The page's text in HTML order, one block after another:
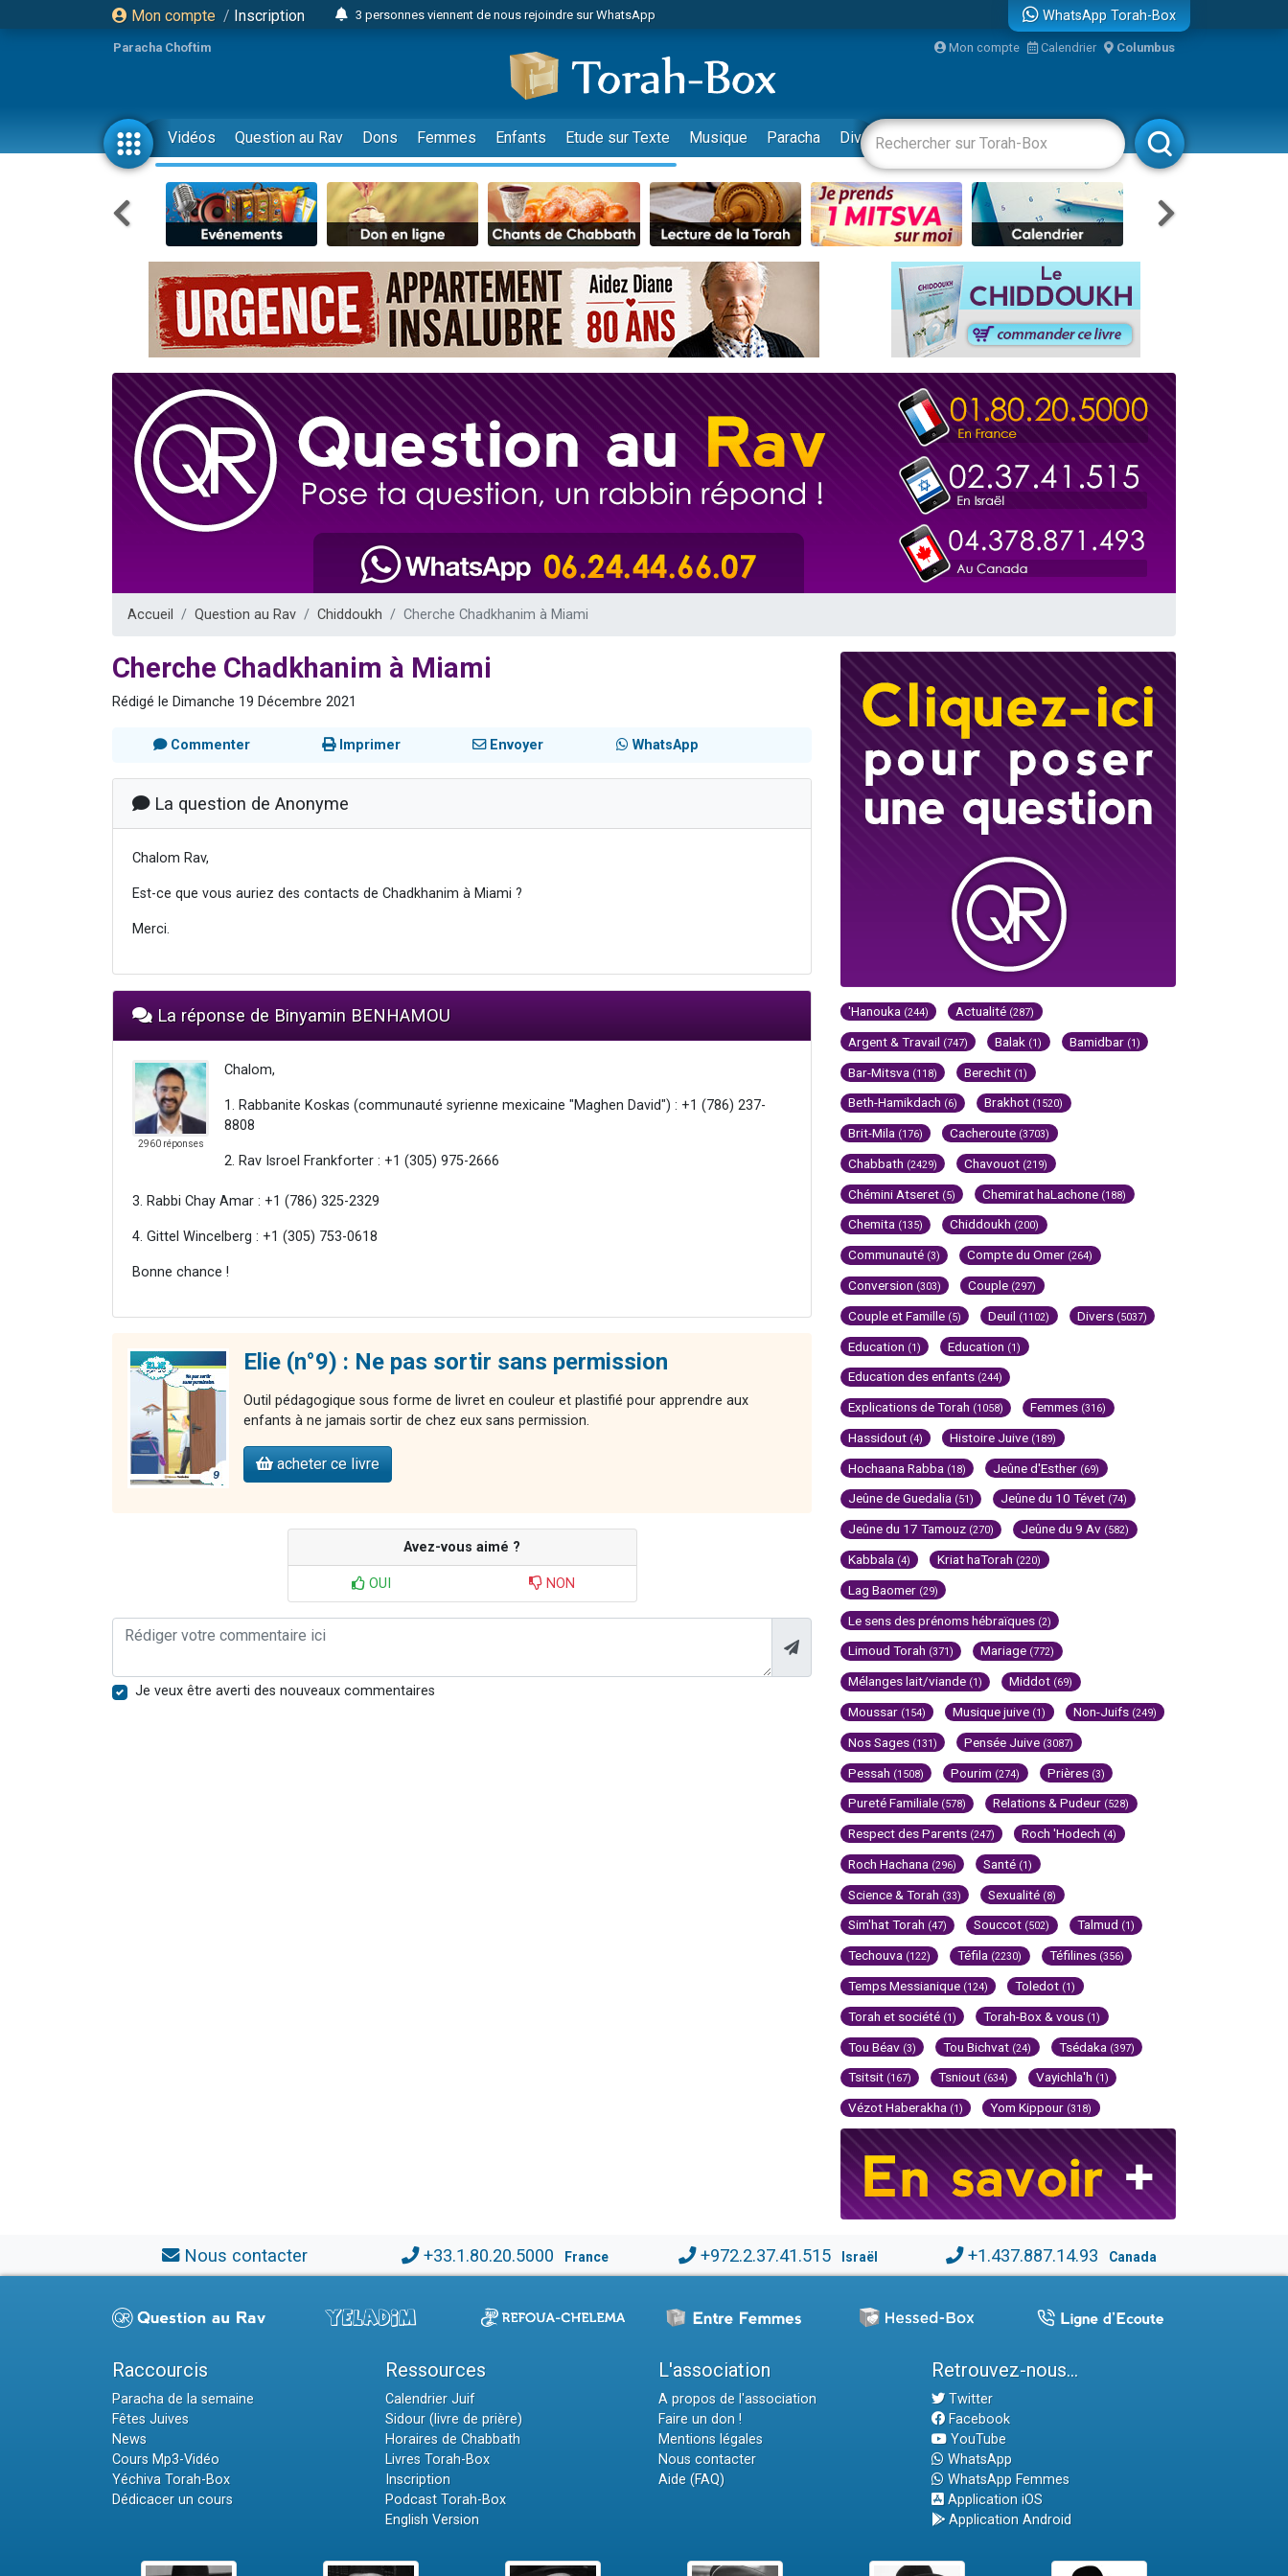
Mon compte / Inscription
3 personnes viennent de nous rejoindre sur WhatsApp
3 personnes viennent de faire un don pour Diane, 80 ans, dans un appartement insalubre
Il reste 49 places pour étudier en groupe sur Zoom
2 personnes viennent de nous rejoindre sur WhatsApp
29 personnes viennent de demander une bénédiction
Il reste 49 places pour étudier en groupe sur Zoom
2 personnes viennent de nous rejoindre sur WhatsApp
6 personnes viennent de nous rejoindre sur WhatsApp
4 personnes viennent de faire un don pour Reloger Rivka, 6 enfants, victime de violences...
2 personnes viennent de faire un don pour 1 Journée de Vacances Pour les Enfants
4 personnes viennent de nous rejoindre sur WhatsApp
17 personnes viennent de demander une bénédiction
Il reste 49 places pour étudier en groupe sur Zoom
Eva vient de donner son Maasser
4 personnes viennent de nous rejoindre sur WhatsApp
3 personnes viennent de faire un don pour 5 jours de vacances aux Orphelins
Odaya vient de donner son Maasser
2 personnes viennent de faire un don pour Tsédaka : pauvres d'Israel
WhatsApp Torah-Box
Paracha Choftim Mon compte Calendrier Columbus
Vidéos Question au Rav Dons Femmes Enfants Etude sur Texte Musique Paracha Divertissements Livres Rabbanim
Accueil Question au Rav Chiddoukh Cherche Chadkhanim à Miami
Cherche Chadkhanim à Miami
Rédigé le Dimanche 19 Décembre 2021
Commenter Imprimer Envoyer WhatsApp
La question de Anonyme
Chalom Rav,
Est-ce que vous auriez des contacts de Chadkhanim à Miami ?
Merci.
La réponse de Binyamin BENHAMOU
2960 réponses
Chalom,
1. Rabbanite Koskas (communauté syrienne mexicaine "Maghen David") : +1 (786) 237-
8808
2. Rav Isroel Frankforter : +1 (305) 975-2666
3. Rabbi Chay Amar : +1 (786) 325-2329
4. Gittel Wincelberg : +1 (305) 753-0618
Bonne chance !
Elie (n°9) : Ne pas sortir sans permission
Outil pédagogique sous forme de livret en couleur et plastifié pour apprendre aux
enfants à ne jamais sortir de chez eux sans permission.
acheter ce livre
Avez-vous aimé ?
OUI NON
Je veux être averti des nouveaux commentaires
'Hanouka (244) Actualité (287)
Argent & Travail (747) Balak (1) Bamidbar (1)
Bar-Mitsva (118) Berechit (1)
Beth-Hamikdach (6) Brakhot (1520)
Brit-Mila (176) Cacheroute (3703)
Chabbath (2429) Chavouot (219)
Chémini Atseret (5) Chemirat haLachone (188)
Chemita (135) Chiddoukh (200)
Communauté (3) Compte du Omer (264)
Conversion (303) Couple (297)
Couple et Famille (5) Deuil (1102) Divers (5037)
Education (1) Education (1)
Education des enfants (244)
Explications de Torah (1058) Femmes (316)
Hassidout (4) Histoire Juive (189)
Hochaana Rabba (18) Jeûne d'Esther (69)
Jeûne de Guedalia (51) Jeûne du 10 Tévet (74)
Jeûne du 17 Tamouz (270) Jeûne du 9 Av (582)
Kabbala (4) Kriat haTorah (220)
Lag Baomer (29)
Le sens des prénoms hébraïques (2)
Limoud Torah (371) Mariage (772)
Mélanges lait/viande (1) Middot (69)
Moussar (154) Musique juive (1) Non-Juifs (249)
Nos Sages (131) Pensée Juive (3087)
Pessah (1508) Pourim (274) Prières (3)
Pureté Familiale (578) Relations & Pudeur (528)
Respect des Parents (247) Roch 'Hodech (4)
Roch Hachana (296) Santé (1)
Science & Torah (33) Sexualité (8)
Sim'hat Torah (47) Souccot (502) Talmud (1)
Techouva (122) Téfila (2230) Téfilines (356)
Temps Messianique (124) Toledot (1)
Torah et société (1) Torah-Box & vous (1)
Tou Béav (3) Tou Bichvat (24) Tsédaka (397)
Tsitsit (167) Tsniout (634) Vayichla'h (1)
Vézot Haberakha (1) Yom Kippour (318)
Nous contacter +33.1.80.20.5000 France +972.2.37.41.515 Israël +1.437.887.14.93 Canada
Raccourcis
Paracha de la semaine
Fêtes Juives
News
Cours Mp3-Vidéo
Yéchiva Torah-Box
Dédicacer un cours
Ressources
Calendrier Juif
Sidour (livre de prière)
Horaires de Chabbath
Livres Torah-Box
Inscription
Podcast Torah-Box
English Version
L'association
A propos de l'association
Faire un don !
Mentions légales
Nous contacter
Aide (FAQ)
Retrouvez-nous...
Twitter
Facebook
YouTube
WhatsApp
WhatsApp Femmes
Application iOS
Application Android